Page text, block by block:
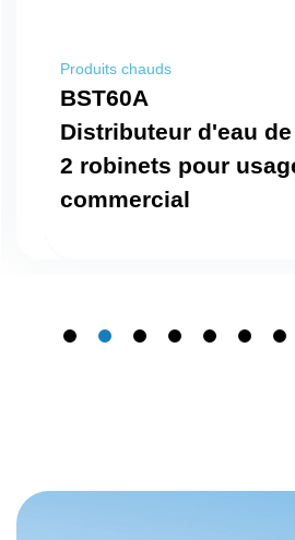
Produits chauds
BST60A
Distributeur d'eau
2 robinets pour
commercial